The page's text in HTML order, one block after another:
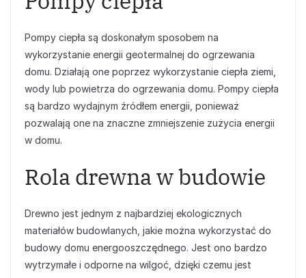
Pompy ciepła są doskonałym sposobem na
wykorzystanie energii geotermalnej do ogrzewania
domu. Działają one poprzez wykorzystanie ciepła ziemi,
wody lub powietrza do ogrzewania domu. Pompy ciepła
są bardzo wydajnym źródłem energii, ponieważ
pozwalają one na znaczne zmniejszenie zużycia energii
w domu.
Rola drewna w budowie
Drewno jest jednym z najbardziej ekologicznych
materiałów budowlanych, jakie można wykorzystać do
budowy domu energooszczędnego. Jest ono bardzo
wytrzymałe i odporne na wilgoć, dzięki czemu jest